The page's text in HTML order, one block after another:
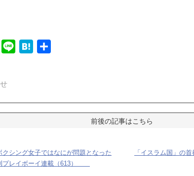
n
a
クシング女子ではなにが問題となった
プレイボーイ連載（613）
「イスラム国」の